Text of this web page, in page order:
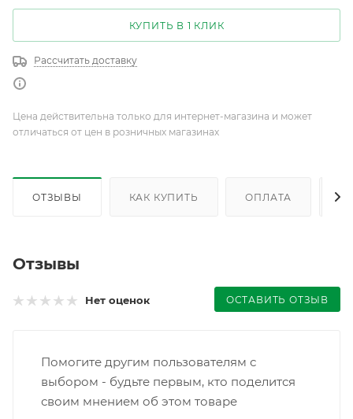
КУПИТЬ В 1 КЛИК
Рассчитать доставку
Цена действительна только для интернет-магазина и может
отличаться от цен в розничных магазинах
ОТЗЫВЫ КАК КУПИТЬ ОПЛАТА
Отзывы
Нет оценок ОСТАВИТЬ ОТЗЫВ
Помогите другим пользователям с
выбором - будьте первым, кто поделится
своим мнением об этом товаре